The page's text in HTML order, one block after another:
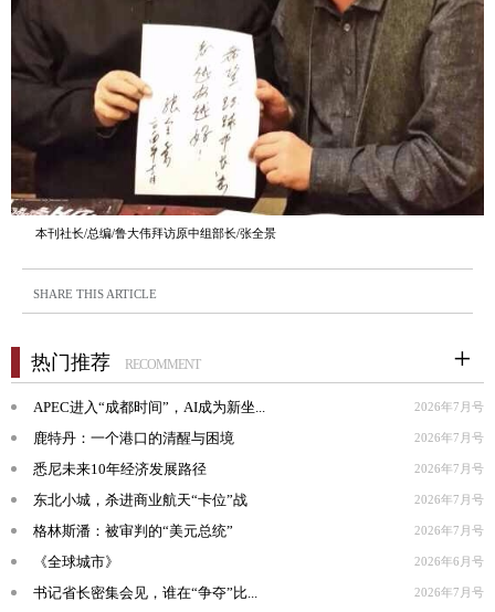
本刊社长/总编/鲁大伟拜访原中组部长/张全景
SHARE THIS ARTICLE
热门推荐 RECOMMENT
APEC进入“成都时间”，AI成为新坐... 2026年7月号
鹿特丹：一个港口的清醒与困境 2026年7月号
悉尼未来10年经济发展路径 2026年7月号
东北小城，杀进商业航天“卡位”战 2026年7月号
格林斯潘：被审判的“美元总统” 2026年7月号
《全球城市》 2026年6月号
书记省长密集会见，谁在“争夺”比... 2026年7月号